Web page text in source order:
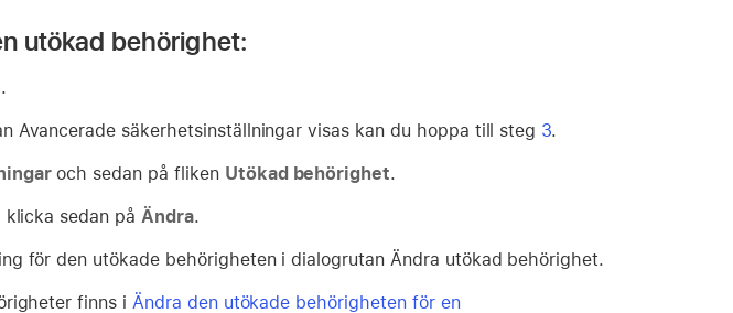
utökad behörighet:
.
Avancerade säkerhetsinställningar visas kan du hoppa till steg 3.
och sedan på fliken Utökad behörighet.
sedan på Ändra.
för den utökade behörigheten i dialogrutan Ändra utökad behörighet.
finns i Ändra den utökade behörigheten för en